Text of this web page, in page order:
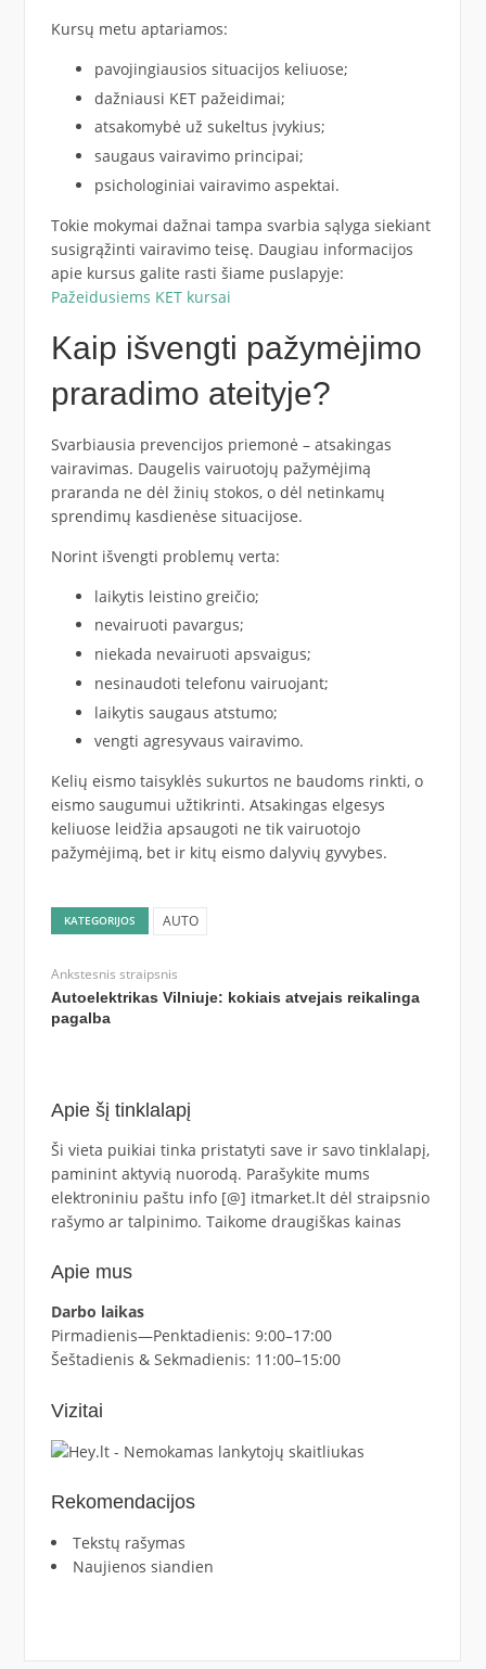
Kursų metu aptariamos:
pavojingiausios situacijos keliuose;
dažniausi KET pažeidimai;
atsakomybė už sukeltus įvykius;
saugaus vairavimo principai;
psichologiniai vairavimo aspektai.
Tokie mokymai dažnai tampa svarbia sąlyga siekiant
susigrąžinti vairavimo teisę. Daugiau informacijos
apie kursus galite rasti šiame puslapyje:
Pažeidusiems KET kursai
Kaip išvengti pažymėjimo
praradimo ateityje?
Svarbiausia prevencijos priemonė – atsakingas
vairavimas. Daugelis vairuotojų pažymėjimą
praranda ne dėl žinių stokos, o dėl netinkamų
sprendimų kasdienėse situacijose.
Norint išvengti problemų verta:
laikytis leistino greičio;
nevairuoti pavargus;
niekada nevairuoti apsvaigus;
nesinaudoti telefonu vairuojant;
laikytis saugaus atstumo;
vengti agresyvaus vairavimo.
Kelių eismo taisyklės sukurtos ne baudoms rinkti, o
eismo saugumui užtikrinti. Atsakingas elgesys
keliuose leidžia apsaugoti ne tik vairuotojo
pažymėjimą, bet ir kitų eismo dalyvių gyvybes.
KATEGORIJOS AUTO
Ankstesnis straipsnis
Autoelektrikas Vilniuje: kokiais atvejais reikalinga
pagalba
Apie šį tinklalapį
Ši vieta puikiai tinka pristatyti save ir savo tinklalapį,
paminint aktyvią nuorodą. Parašykite mums
elektroniniu paštu info [@] itmarket.lt dėl straipsnio
rašymo ar talpinimo. Taikome draugiškas kainas
Apie mus
Darbo laikas
Pirmadienis—Penktadienis: 9:00–17:00
Šeštadienis & Sekmadienis: 11:00–15:00
Vizitai
Rekomendacijos
Tekstų rašymas
Naujienos siandien